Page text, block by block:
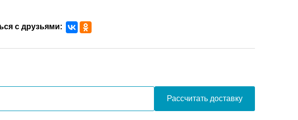
с друзьями:
Рассчитать доставку